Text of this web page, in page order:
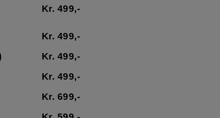
Kr. 499,-
Kr. 499,-
Kr. 499,-
Kr. 499,-
Kr. 699,-